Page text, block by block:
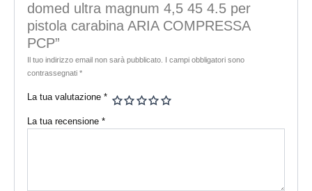
domed ultra magnum 4,5 45 4.5 per
pistola carabina ARIA COMPRESSA
PCP”
Il tuo indirizzo email non sarà pubblicato. I campi obbligatori sono
contrassegnati*
La tua valutazione*
La tua recensione*